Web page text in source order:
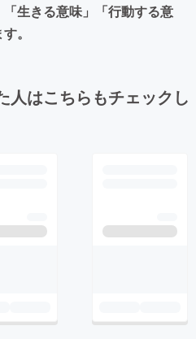
生きる意味」「行動する意
。
人はこちらもチェックし